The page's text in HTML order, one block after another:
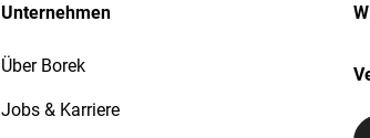
Unternehmen
Über Borek
Jobs & Karriere